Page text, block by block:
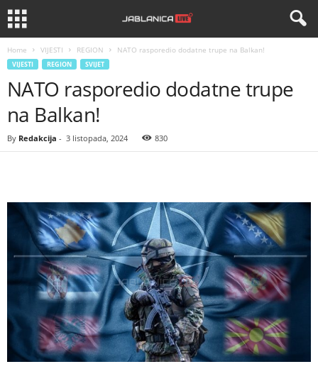
Home VIJESTI REGION NATO rasporedio dodatne trupe na Balkan!
VIJESTI REGION SVIJET
NATO rasporedio dodatne trupe
na Balkan!
By Redakcija - 3 listopada, 2024 830